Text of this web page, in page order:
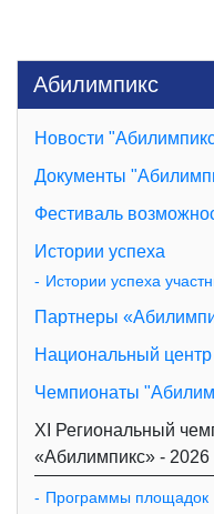
Абилимпикс
Новости
Документы
Фестиваль
Истории успеха
Истории успеха
Партнеры
Национальный
Чемпионаты
XI Региональный
«Абилимпикс» - 2026
Программы площадок